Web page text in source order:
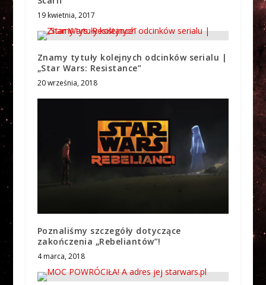
19 kwietnia, 2017
Znamy tytuły kolejnych odcinków serialu |
„Star Wars: Resistance”
20 września, 2018
Poznaliśmy szczegóły dotyczące
zakończenia „Rebeliantów”!
4 marca, 2018